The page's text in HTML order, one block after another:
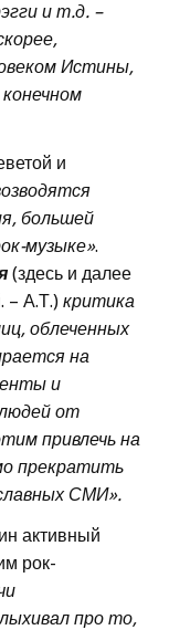
и т.д. –
Истины,
и
большей
музыке».
(здесь и далее
– А.Т.) критика
облеченных
на
и
от
привлечь на
прекратить
СМИ».
активный
рок-
про то,